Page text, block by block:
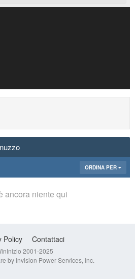
ORDINA PER
ancora niente qui
Policy Contattaci
2001-2025
by Invision Power Services, Inc.